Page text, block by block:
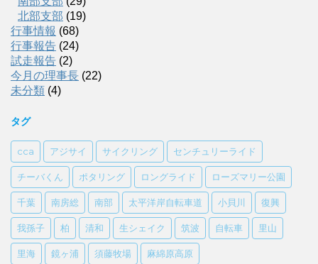
北部支部 (19)
行事情報 (68)
行事報告 (24)
試走報告 (2)
今月の理事長 (22)
未分類 (4)
タグ
cca アジサイ サイクリング センチュリーライド
チーバくん ポタリング ロングライド ローズマリー公園
千葉 南房総 南部 太平洋岸自転車道 小貝川 復興
我孫子 柏 清和 生シェイク 筑波 自転車 里山
里海 鏡ヶ浦 須藤牧場 麻綿原高原